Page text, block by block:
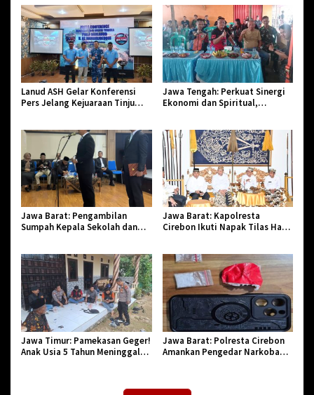
Lanud ASH Gelar Konferensi
Pers Jelang Kejuaraan Tinju
Jawa Tengah: Perkuat Sinergi
Ekonomi dan Spiritual,
Jawa Barat: Pengambilan
Sumpah Kepala Sekolah dan
Pendidikan dan Birokrasi
Jawa Barat: Kapolresta
Cirebon Ikuti Napak Tilas Hari
Jawa Timur: Pamekasan Geger!
Anak Usia 5 Tahun Meninggal
Jawa Barat: Polresta Cirebon
Amankan Pengedar Narkoba